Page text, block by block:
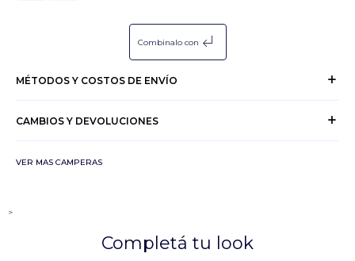
Combinalo con subdirectory_arrow_left
MÉTODOS Y COSTOS DE ENVÍO
CAMBIOS Y DEVOLUCIONES
VER MAS CAMPERAS
>
Completá tu look